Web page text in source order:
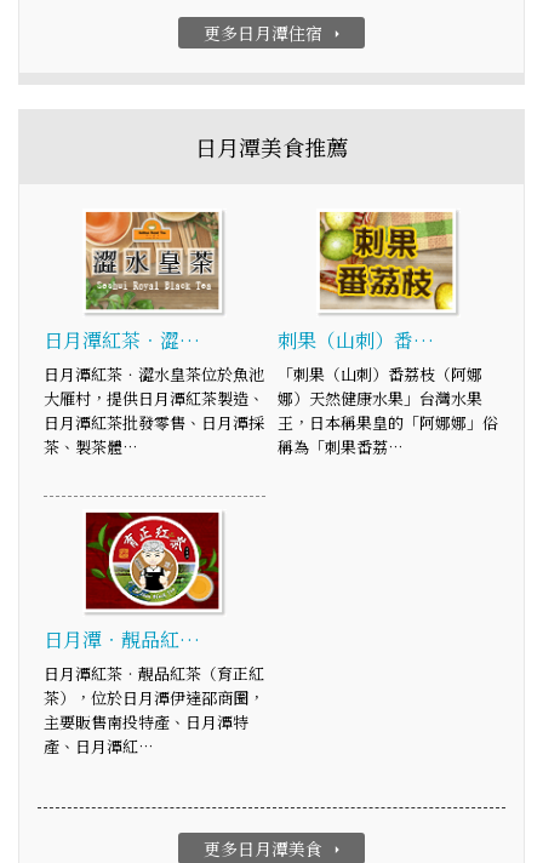
更多日月潭住宿 arrow_right
日月潭美食推薦
日月潭紅茶．澀…
日月潭紅茶．澀水皇茶位於魚池
大雁村，提供日月潭紅茶製造、
日月潭紅茶批發零售、日月潭採
茶、製茶體…
刺果（山刺）番…
「刺果（山刺）番荔枝（阿娜
娜）天然健康水果」台灣水果
王，日本稱果皇的「阿娜娜」俗
稱為「刺果番荔…
日月潭‧靚品紅…
日月潭紅茶‧靚品紅茶（育正紅
茶），位於日月潭伊達邵商圈，
主要販售南投特產、日月潭特
產、日月潭紅…
更多日月潭美食 arrow_right